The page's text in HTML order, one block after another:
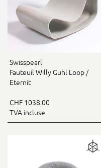
Swisspearl
Fauteuil Willy Guhl Loop /
Eternit
CHF 1038.00
TVA incluse